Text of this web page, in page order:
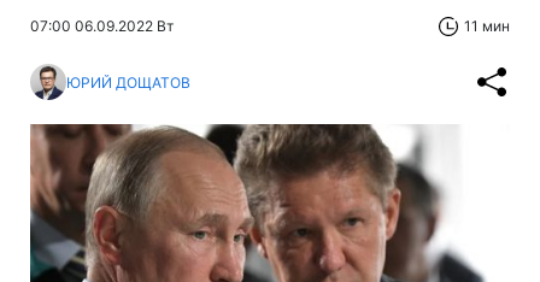
07:00 06.09.2022 Вт 11 мин
ЮРИЙ ДОЩАТОВ